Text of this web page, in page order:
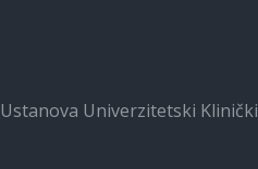
Univerzitetski Klinički